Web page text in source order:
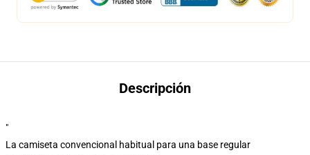
Descripción
"
La camiseta convencional habitual para una base regular